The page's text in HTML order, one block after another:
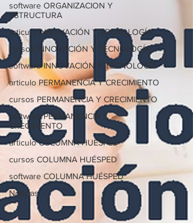
software ORGANIZACION Y
ESTRUCTURA
articulo INNOVACIÓN Y TECNOLOGÍA
cursos INNOVACIÓN Y TECNOLOGÍA
software INNOVACIÓN Y TECNOLOGÍA
articulo PERMANENCIA Y CRECIMIENTO
cursos PERMANENCIA Y CRECIMIENTO
software PERMANENCIA Y
CRECIMIENTO
articulo COLUMNA HUÉSPED
cursos COLUMNA HUÉSPED
software COLUMNA HUÉSPED
Noticias